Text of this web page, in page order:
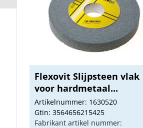
Flexovit Slijpsteen vlak
voor hardmetaal...
Artikelnummer: 1630520
Gtin: 3564656215425
Fabrikant artikel nummer: